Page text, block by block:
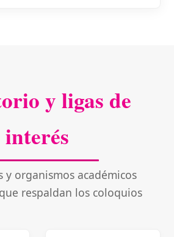
y ligas de
interés
y organismos académicos
respaldan los coloquios